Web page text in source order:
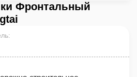
Фронтальный
: